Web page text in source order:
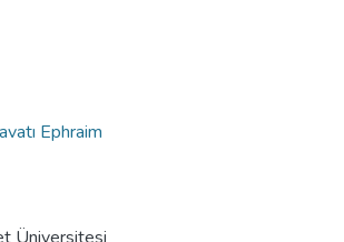
Ephraim